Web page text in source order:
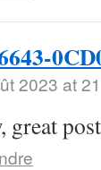
2023 at
great